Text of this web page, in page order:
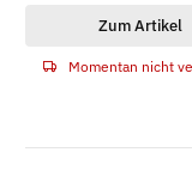
Zum Artikel
Momentan nicht